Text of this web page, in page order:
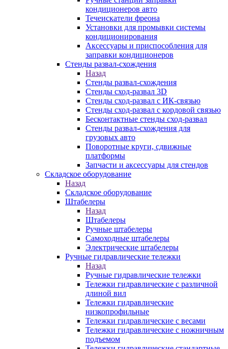
кондиционеров авто
Течеискатели фреона
Установки для промывки системы
кондиционирования
Аксессуары и приспособления для
заправки кондиционеров
Стенды развал-схождения
Назад
Стенды развал-схождения
Стенды сход-развал 3D
Стенды сход-развал с ИК-связью
Стенды сход-развал с кордовой связью
Бесконтактные стенды сход-развал
Стенды развал-схождения для
грузовых авто
Поворотные круги, сдвижные
платформы
Запчасти и аксессуары для стендов
Складское оборудование
Назад
Складское оборудование
Штабелеры
Назад
Штабелеры
Ручные штабелеры
Самоходные штабелеры
Электрические штабелеры
Ручные гидравлические тележки
Назад
Ручные гидравлические тележки
Тележки гидравлические с различной
длиной вил
Тележки гидравлические
низкопрофильные
Тележки гидравлические с весами
Тележки гидравлические с ножничным
подъемом